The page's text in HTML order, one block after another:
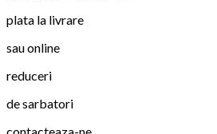
plata la livrare
sau online
reduceri
de sarbatori
contacteaza-ne